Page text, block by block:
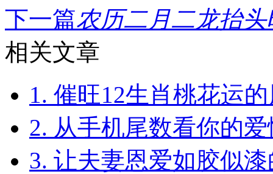
下一篇农历二月二龙抬
相关文章
1. 催旺12生肖桃花运
2. 从手机尾数看你的
3. 让夫妻恩爱如胶似